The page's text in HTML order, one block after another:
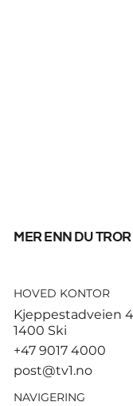
God
mer enn du tror
HOVED KONTOR
Kjeppestadveien
1400 Ski
+47 9017 4000
post@tv1.no
NAVIGERING